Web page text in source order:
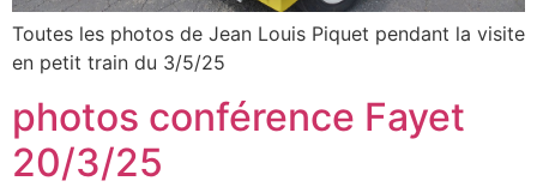
Toutes les photos de Jean Louis Piquet pendant la visite
en petit train du 3/5/25
photos conférence Fayet
20/3/25